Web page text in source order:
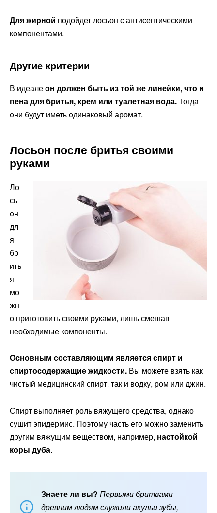
Для жирной подойдет лосьон с антисептическими
компонентами.
Другие критерии
В идеалеон должен быть из той же линейки, что и
пена для бритья, крем или туалетная вода.Тогда
они будут иметь одинаковый аромат.
Лосьон после бритья своими
руками
Ло
сь
он
дл
я
бр
ить
я
мо
жн
о приготовить своими руками, лишь смешав
необходимые компоненты.
Основным составляющим является спирт и
спиртосодержащие жидкости. Вы можете взять как
чистый медицинский спирт, так и водку, ром или джин.
Спирт выполняет роль вяжущего средства, однако
сушит эпидермис. Поэтому часть его можно заменить
другим вяжущим веществом, например, настойкой
коры дуба.
Знаете ли вы? Первыми бритвами
древним людям служили акульи зубы,